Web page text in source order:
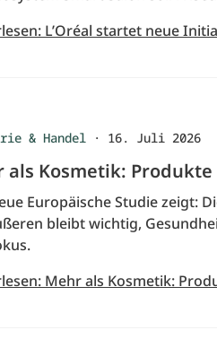
L’Oréal startet neue
& Handel · 16. Juli 2026
als Kosmetik:
Europäische Studie zeigt:
bleibt wichtig,
Mehr als Kosmetik: